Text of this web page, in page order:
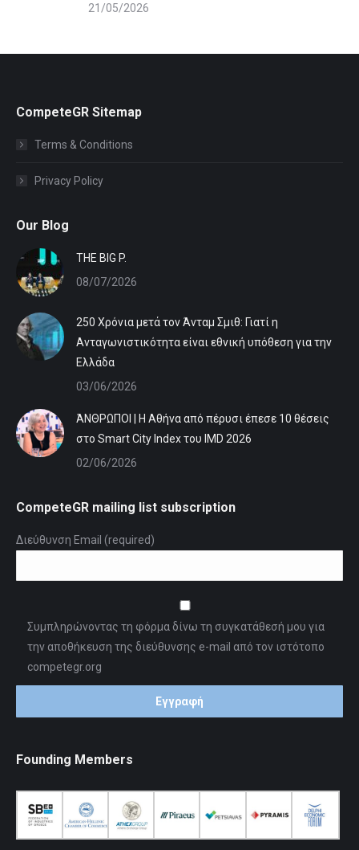
21/05/2026
CompeteGR Sitemap
Terms & Conditions
Privacy Policy
Our Blog
ΤHE BIG P.
08/07/2026
250 Χρόνια μετά τον Άνταμ Σμιθ: Γιατί η
Ανταγωνιστικότητα είναι εθνική υπόθεση για την
Ελλάδα
03/06/2026
ΆΝΘΡΩΠΟΙ | Η Αθήνα από πέρυσι έπεσε 10 θέσεις
στο Smart City Index του IMD 2026
02/06/2026
CompeteGR mailing list subscription
Διεύθυνση Email (required)
Συμπληρώνοντας τη φόρμα δίνω τη συγκατάθεσή μου για
την αποθήκευση της διεύθυνσης e-mail από τον ιστότοπο
competegr.org
Founding Members